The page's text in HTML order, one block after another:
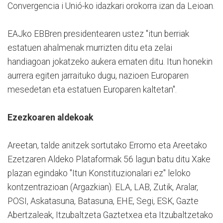
Convergencia i Unió-ko idazkari orokorra izan da Leioan.
EAJko EBBren presidentearen ustez "itun berriak
estatuen ahalmenak murrizten ditu eta zelai
handiagoan jokatzeko aukera ematen ditu. Itun honekin
aurrera egiten jarraituko dugu, nazioen Europaren
mesedetan eta estatuen Europaren kaltetan".
Ezezkoaren aldekoak
Areetan, talde anitzek sortutako Erromo eta Areetako
Ezetzaren Aldeko Plataformak 56 lagun batu ditu Xake
plazan egindako "Itun Konstituzionalari ez" leloko
kontzentrazioan (Argazkian). ELA, LAB, Zutik, Aralar,
POSI, Askatasuna, Batasuna, EHE, Segi, ESK, Gazte
Abertzaleak, Itzubaltzeta Gaztetxea eta Itzubaltzetako